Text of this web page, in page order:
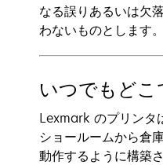
なる誤りあるいは欠
わないものとします。
いつでもどこ
Lexmark のプリンタ
ショールームから倉
動作するように構築